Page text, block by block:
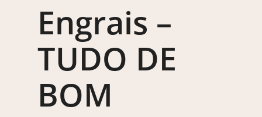
Engrais –
TUDO DE
BOM